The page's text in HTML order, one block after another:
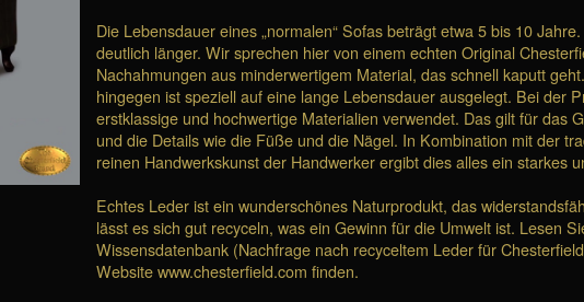
Die Lebensdauer eines „normalen“ Sofas beträgt etwa 5 bis 10
deutlich länger. Wir sprechen hier von einem echten Original
Nachahmungen aus minderwertigem Material, das schnell kaputt
hingegen ist speziell auf eine lange Lebensdauer ausgelegt. Bei der
erstklassige und hochwertige Materialien verwendet. Das gilt für das
und die Details wie die Füße und die Nägel. In Kombination mit der
reinen Handwerkskunst der Handwerker ergibt dies alles ein starkes
Echtes Leder ist ein wunderschönes Naturprodukt, das
lässt es sich gut recyceln, was ein Gewinn für die Umwelt ist. Lesen
Wissensdatenbank (Nachfrage nach recyceltem Leder für
Website www.chesterfield.com finden.